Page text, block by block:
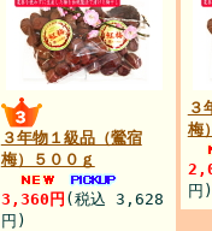
３年物１級品（鶯宿
梅）５００ｇ
3,360円 (税込 3,628
円)
３
梅
円)